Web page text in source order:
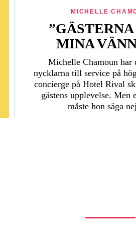
MICHELLE
MINA
Michelle Chamoun har
nycklarna till service på
concierge på Hotel Rival
gästens upp­levelse. Men
måste hon säga